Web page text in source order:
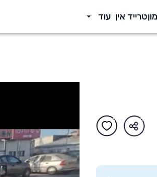
טרייד אין עוד